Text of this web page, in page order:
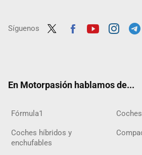
Síguenos
En Motorpasión hablamos de...
Fórmula1
Coches híbridos y
enchufables